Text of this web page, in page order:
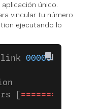
aplicación único.
vincular tu número
ejecutando lo
link 00000000
[